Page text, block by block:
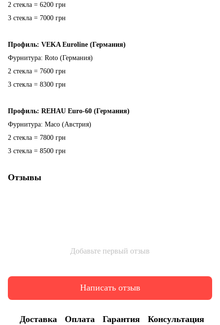
2 стекла = 6200 грн
3 стекла = 7000 грн
Профиль: VEKA Euroline (Германия)
Фурнитура: Roto (Германия)
2 стекла = 7600 грн
3 стекла = 8300 грн
Профиль: REHAU Euro-60 (Германия)
Фурнитура: Maco (Австрия)
2 стекла = 7800 грн
3 стекла = 8500 грн
Отзывы
Добавьте первый отзыв
Написать отзыв
Доставка Оплата Гарантия Консультация